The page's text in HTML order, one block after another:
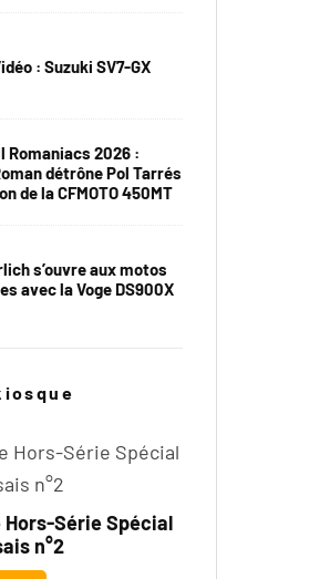
: Suzuki SV7-GX
Romaniacs 2026 :
détrône Pol Tarrés
de la CFMOTO 450MT
s’ouvre aux motos
avec la Voge DS900X
Série Spécial
n°2